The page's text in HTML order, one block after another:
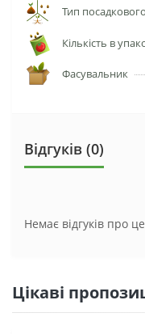
Тип
Кількість в
Фасувальник
Відгуків (0)
Немає відгуків про
Цікаві